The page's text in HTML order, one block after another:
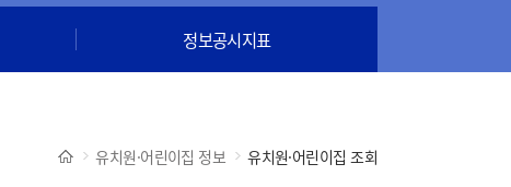
정보공시지표
유치원·어린이집 정보 유치원·어린이집 조회